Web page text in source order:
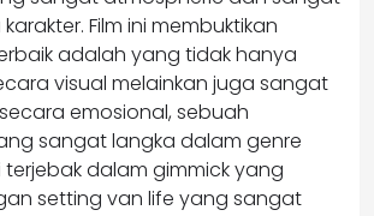
Film ini membuktikan
adalah yang tidak hanya
visual melainkan juga sangat
emosional, sebuah
sangat langka dalam genre
terjebak dalam gimmick yang
setting van life yang sangat